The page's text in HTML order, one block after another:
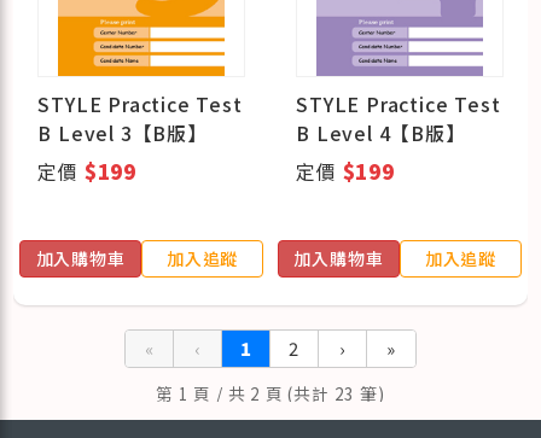
STYLE Practice Test
B Level 3【B版】
定價 $199
加入購物車 加入追蹤
STYLE Practice Test
B Level 4【B版】
定價 $199
加入購物車 加入追蹤
« ‹ 1 2 › »
第 1 頁 / 共 2 頁 (共計 23 筆)